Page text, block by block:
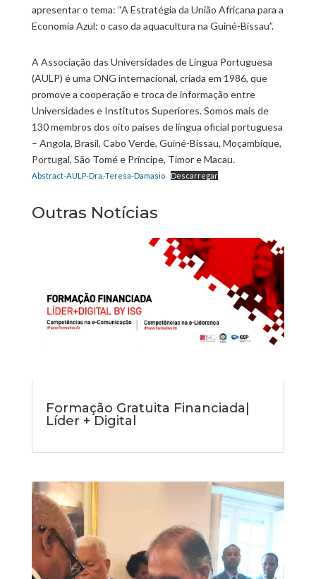
apresentar o tema: “A Estratégia da União Africana para a
Economia Azul: o caso da aquacultura na Guiné-Bissau”.
A Associação das Universidades de Língua Portuguesa
(AULP) é uma ONG internacional, criada em 1986, que
promove a cooperação e troca de informação entre
Universidades e Institutos Superiores. Somos mais de
130 membros dos oito países de língua oficial portuguesa
– Angola, Brasil, Cabo Verde, Guiné-Bissau, Moçambique,
Portugal, São Tomé e Príncipe, Timor e Macau.
Abstract-AULP-Dra.-Teresa-Damasio Descarregar
Outras Notícias
Formação Gratuita Financiada|
Líder + Digital